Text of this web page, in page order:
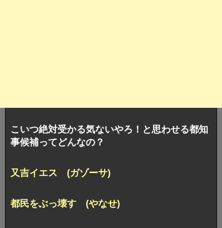
こいつ絶対受かる気ないやろ！と思わせる都知
事候補ってどんなの？
又吉イエス (ガゾーサ)
都民をぶっ壊す (やなせ)